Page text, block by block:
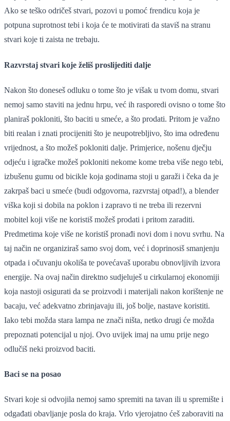
Ako se teško odričeš stvari, pozovi u pomoć frendicu koja je
potpuna suprotnost tebi i koja će te motivirati da staviš na stranu
stvari koje ti zaista ne trebaju.
Razvrstaj stvari koje želiš proslijediti dalje
Nakon što doneseš odluku o tome što je višak u tvom domu, stvari
nemoj samo staviti na jednu hrpu, već ih rasporedi ovisno o tome što
planiraš pokloniti, što baciti u smeće, a što prodati. Pritom je važno
biti realan i znati procijeniti što je neupotrebljivo, što ima određenu
vrijednost, a što možeš pokloniti dalje. Primjerice, nošenu dječju
odjeću i igračke možeš pokloniti nekome kome treba više nego tebi,
izbušenu gumu od bicikle koja godinama stoji u garaži i čeka da je
zakrpaš baci u smeće (budi odgovorna, razvrstaj otpad!), a blender
viška koji si dobila na poklon i zapravo ti ne treba ili rezervni
mobitel koji više ne koristiš možeš prodati i pritom zaraditi.
Predmetima koje više ne koristiš pronađi novi dom i novu svrhu. Na
taj način ne organiziraš samo svoj dom, već i doprinosiš smanjenju
otpada i očuvanju okoliša te povećavaš uporabu obnovljivih izvora
energije. Na ovaj način direktno sudjeluješ u cirkularnoj ekonomiji
koja nastoji osigurati da se proizvodi i materijali nakon korištenje ne
bacaju, već adekvatno zbrinjavaju ili, još bolje, nastave koristiti.
Iako tebi možda stara lampa ne znači ništa, netko drugi će možda
prepoznati potencijal u njoj. Ovo uvijek imaj na umu prije nego
odlučiš neki proizvod baciti.
Baci se na posao
Stvari koje si odvojila nemoj samo spremiti na tavan ili u spremište i
odgađati obavljanje posla do kraja. Vrlo vjerojatno ćeš zaboraviti na